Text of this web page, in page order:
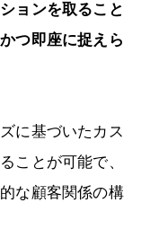
ョンを取ること
つ即座に捉えら
に基づいたカス
ことが可能で、
な顧客関係の構